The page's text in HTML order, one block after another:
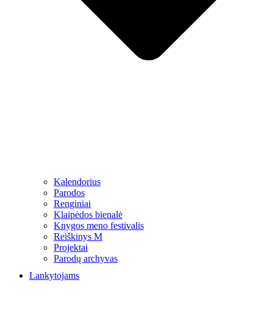
Kalendorius
Parodos
Renginiai
Klaipėdos bienalė
Knygos meno festivalis
Reiškinys M
Projektai
Parodų archyvas
Lankytojams